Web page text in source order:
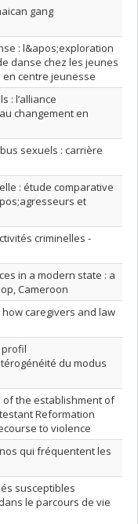
gang
: l&apos;exploration
danse chez les jeunes
en centre jeunesse
: l’alliance
changement en
sexuels : carrière
: étude comparative
et
criminelles -
in a modern state : a
Cameroon
caregivers and law
du modus
of the establishment of
Reformation
to violence
qui fréquentent les
susceptibles
le parcours de vie